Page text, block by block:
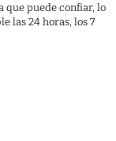
que puede confiar, lo
las 24 horas, los 7